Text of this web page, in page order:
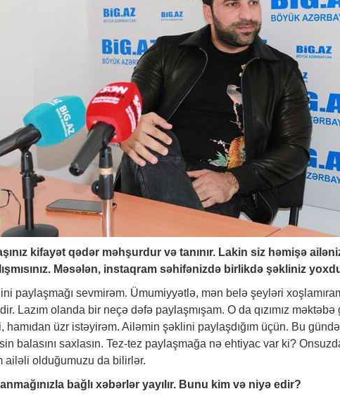
kifayət qədər məhşurdur və tanınır. Lakin siz həmişə
Məsələn, instaqram səhifənizdə birlikdə şəkliniz
paylaşmağı sevmirəm. Ümumiyyətlə, mən belə şeyləri
Lazım olanda bir neçə dəfə paylaşmışam. O da qızımız
hamıdan üzr istəyirəm. Ailəmin şəklini paylaşdığım üçün. Bu
balasını saxlasın. Tez-tez paylaşmağa nə ehtiyac var ki?
ailəli olduğumuzu da bilirlər.
bağlı xəbərlər yayılır. Bunu kim və niyə edir?